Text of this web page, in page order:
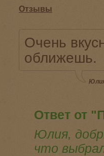
Отзывы
Очень
оближешь.
Ответ от
Юлия,
что